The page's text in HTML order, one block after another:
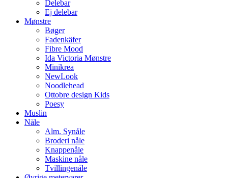
Delebar
Ej delebar
Mønstre
Bøger
Fadenkäfer
Fibre Mood
Ida Victoria Mønstre
Minikrea
NewLook
Noodlehead
Ottobre design Kids
Poesy
Muslin
Nåle
Alm. Synåle
Broderi nåle
Knappenåle
Maskine nåle
Tvillingenåle